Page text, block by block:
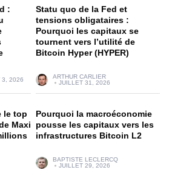
:
3, 2026
Statu quo de la Fed et
tensions obligataires :
Pourquoi les capitaux se
tournent vers l’utilité de
Bitcoin Hyper (HYPER)
ARTHUR CARLIER
JUILLET 31, 2026
le top
Maxi
Pourquoi la macroéconomie
pousse les capitaux vers les
infrastructures Bitcoin L2
BAPTISTE LECLERCQ
JUILLET 29, 2026